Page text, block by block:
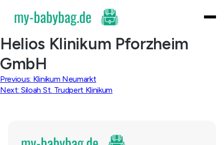
content
Helios Klinikum Pforzheim
GmbH
Beitragsnavigation
Previous: Klinikum Neumarkt
Next: Siloah St. Trudpert Klinikum